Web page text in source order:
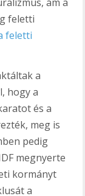
feletti
feletti
a
hogy a
és a
meg is
pedig
megnyerte
kormányt
a